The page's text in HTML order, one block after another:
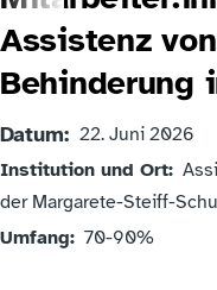
Assistenz
Behinderung
Datum
22. Juni 2026
Institution und Ort
der Margarete-Steiff-
Umfang
70-90%